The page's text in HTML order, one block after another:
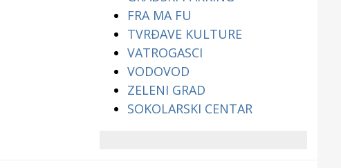
FRA MA FU
TVRĐAVE KULTURE
VATROGASCI
VODOVOD
ZELENI GRAD
SOKOLARSKI CENTAR